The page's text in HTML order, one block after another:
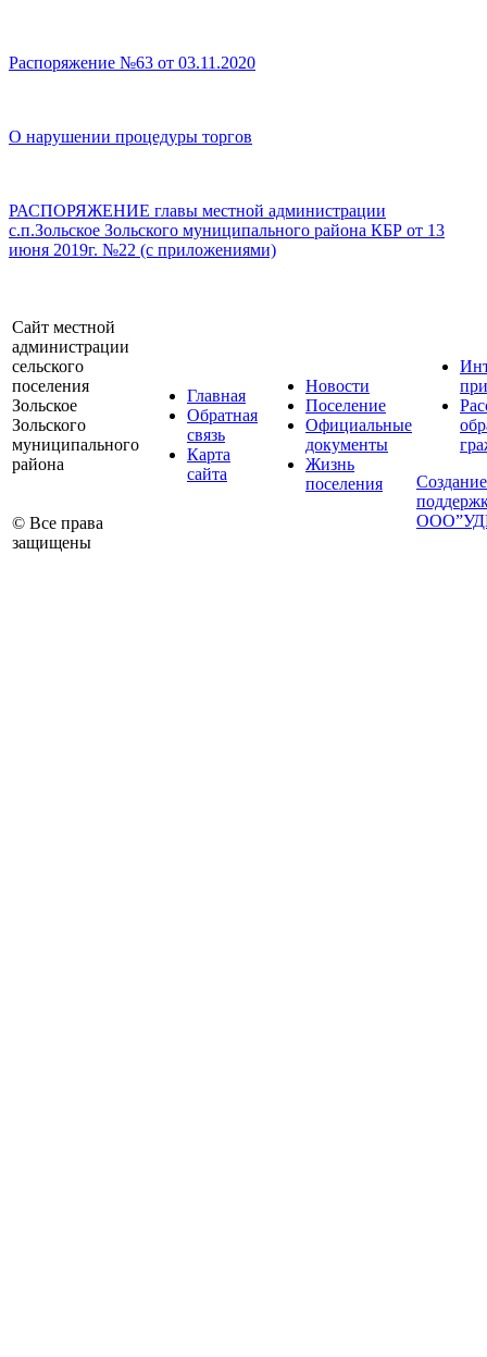
Распоряжение №63 от 03.11.2020
О нарушении процедуры торгов
РАСПОРЯЖЕНИЕ главы местной администрации
с.п.Зольское Зольского муниципального района КБР от 13
июня 2019г. №22 (с приложениями)
Сайт местной
администрации
сельского
поселения
Зольское
Зольского
муниципального
района
© Все права
защищены
Главная
Обратная
связь
Карта
сайта
Новости
Поселение
Официальные
документы
Жизнь
поселения